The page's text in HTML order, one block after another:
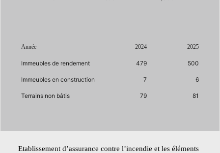
Année 2024 2025
Immeubles de rendement 479 500
Immeubles en construction 7 6
Terrains non bâtis 79 81
Etablissement d’assurance contre l’incendie et les éléments